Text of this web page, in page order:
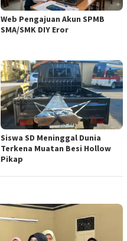
Web Pengajuan Akun SPMB
SMA/SMK DIY Eror
Siswa SD Meninggal Dunia
Terkena Muatan Besi Hollow
Pikap